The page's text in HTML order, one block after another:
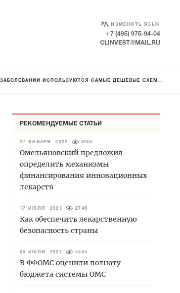
ИЗМЕНИТЬ ЯЗЫК
SELECT LANGUAGE
+ 7 (495) 975-94-04
CLINVEST@MAIL.RU
ИСПОЛЬЗУЮТСЯ САМЫЕ ДЕШЕВЫЕ СХЕМЫ
РЕКОМЕНДУЕМЫЕ СТАТЬИ
27 ЯНВАРЯ 2022 3005
Омельяновский предложил
определить механизмы
финансирования инновационных
лекарств
17 ИЮЛЯ 2021 2746
Как обеспечить лекарственную
безопасность страны
09 ИЮЛЯ 2021 4584
В ФФОМС оценили полноту
бюджета системы ОМС